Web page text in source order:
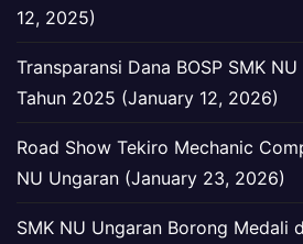
12, 2025)
Transparansi Dana BOSP SMK
Tahun 2025 (January 12, 2026)
Road Show Tekiro Mechanic
NU Ungaran (January 23, 2026)
SMK NU Ungaran Borong Medali